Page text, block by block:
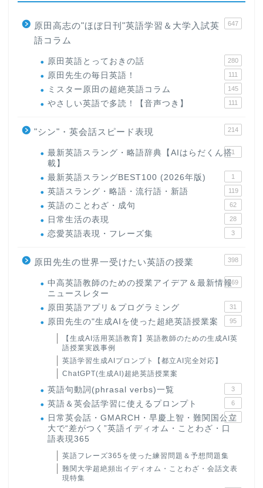
原田高志の"ほぼ日刊"英語学習＆大学入試英
語コラム
647
原田英語とっておきの話 280
原田先生の毎日英語！ 111
ミスター原田の超絶英語コラム 145
やさしい英語で多読！【音声つき】 111
"シン"・英会話スピード表現 214
最新英語スラング・略語辞典【AIはらだくん搭
載】
1
最新英語スラングBEST100 (2026年版) 1
英語スラング・略語・流行語・新語 119
英語のことわざ・成句 62
日常生活の表現 28
恋愛英語表現・フレーズ集 3
原田先生の世界一受けたい英語の授業 398
中高英語教師のための授業アイデア＆最新情報
ニュースレター
169
原田英語アプリ＆プログラミング 31
原田先生の"生成AIを使った超絶英語授業案 95
【生成AI活用英語教育】英語教師のための生成AI英
語授業実践事例
英語学習生成AIプロンプト【都立AI完全対応】
ChatGPT(生成AI)超絶英語授業案
英語句動詞(phrasal verbs)一覧 3
英語＆英会話学習に使えるプロンプト 6
日常英会話・GMARCH・早慶上智・難関国公立
大で“差がつく”英語イディオム・ことわざ・口
語表現365
22
英語フレーズ365を使った練習問題＆予想問題集
難関大学超絶頻出イディオム・ことわざ・会話文表
現特集